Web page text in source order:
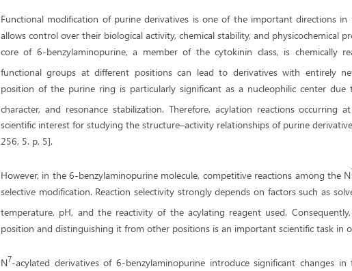
Functional modification of purine derivatives is one of the important directions
allows control over their biological activity, chemical stability, and physicochemical
core of 6-benzylaminopurine, a member of the cytokinin class, is chemically
functional groups at different positions can lead to derivatives with entirely
position of the purine ring is particularly significant as a nucleophilic center due
character, and resonance stabilization. Therefore, acylation reactions occurring
scientific interest for studying the structure–activity relationships of purine
256, 5. p, 5].
However, in the 6-benzylaminopurine molecule, competitive reactions among the N
selective modification. Reaction selectivity strongly depends on factors such as
temperature, pH, and the reactivity of the acylating reagent used.
position and distinguishing it from other positions is an important scientific task in
N7-acylated derivatives of 6-benzylaminopurine introduce significant changes